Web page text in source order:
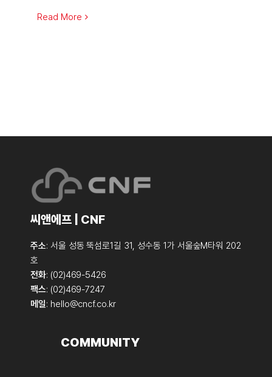
Read More
씨앤에프 | CNF
주소: 서울 성동 뚝섬로1길 31, 성수동 1가 서울숲M타워 202
호
전화: (02)469-5426
팩스: (02)469-7247
메일: hello@cncf.co.kr
COMMUNITY